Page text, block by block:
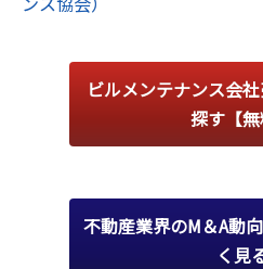
ビルメンテナンス会
探す【無
不動産業界のM＆A動
く見